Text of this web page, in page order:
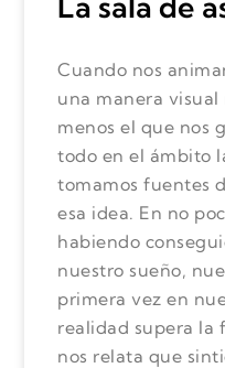
Cuando nos
una manera
menos el que nos
todo en el ámbito
tomamos fuentes
esa idea. En no
habiendo
nuestro sueño,
primera vez en
realidad supera la
nos relata que